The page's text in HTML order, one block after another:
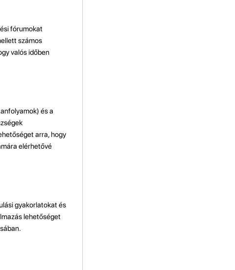
fórumokat
számos
valós időben
és a
arra, hogy
elérhetővé
gyakorlatokat és
lehetőséget